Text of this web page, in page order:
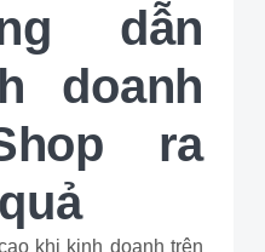
dẫn
doanh
ra
khi kinh doanh trên